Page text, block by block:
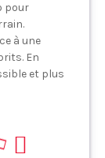
pour
à une
En
et plus